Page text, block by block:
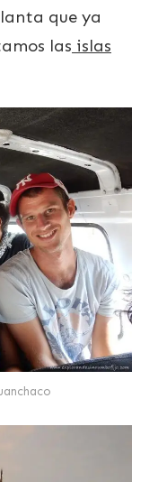
que ya
las islas